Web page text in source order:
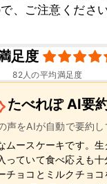
、ご注意ください
足度
82人の平均満足度
たべれぽ AI要
声をAIが自動で要約し
ムースケーキです。
っていて食べ応えも
チョコとミルクチョ